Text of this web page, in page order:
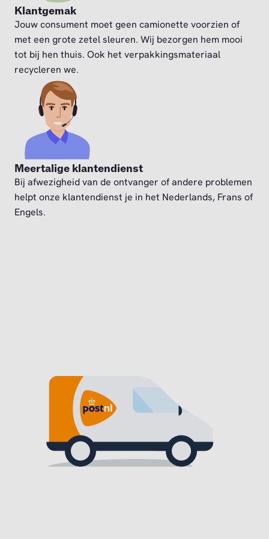
Klantgemak
Jouw consument moet geen camionette voorzien of
met een grote zetel sleuren. Wij bezorgen hem mooi
tot bij hen thuis. Ook het verpakkingsmateriaal
recycleren we.
Meertalige klantendienst
Bij afwezigheid van de ontvanger of andere problemen
helpt onze klantendienst je in het Nederlands, Frans of
Engels.